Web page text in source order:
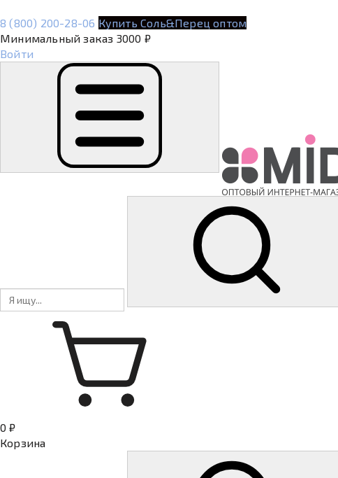
8 (800) 200-28-06 Купить Соль&Перец оптом
Минимальный заказ 3000 ₽
Войти
0 ₽
Корзина